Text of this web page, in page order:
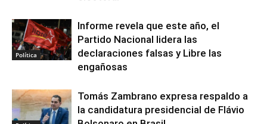
Política
Informe revela que este año, el
Partido Nacional lidera las
declaraciones falsas y Libre las
engañosas
Tomás Zambrano expresa respaldo a
la candidatura presidencial de Flávio